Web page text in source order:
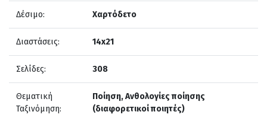
Δέσιμο: Χαρτόδετο
Διαστάσεις: 14x21
Σελίδες: 308
Θεματική
Ταξινόμηση:
Ποίηση, Ανθολογίες ποίησης
(διαφορετικοί ποιητές)